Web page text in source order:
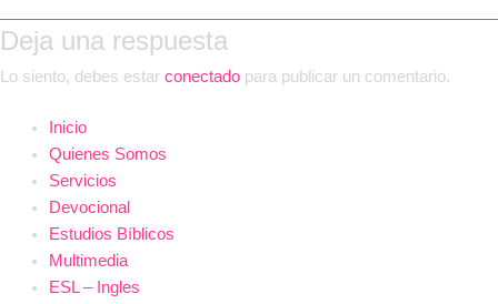
Deja una respuesta
Lo siento, debes estar conectado para publicar un comentario.
Inicio
Quienes Somos
Servicios
Devocional
Estudios Bíblicos
Multimedia
ESL – Ingles